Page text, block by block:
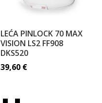
LEĆA PINLOCK 70 MAX
VISION LS2 FF908
DKS520
39,60 €